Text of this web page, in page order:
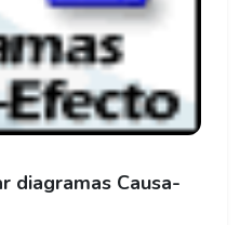
diagramas Causa-